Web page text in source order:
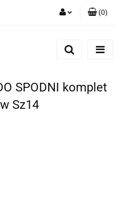
Zarejestruj się
Zgody cookies
(0)
SPODNI komplet
Sz14